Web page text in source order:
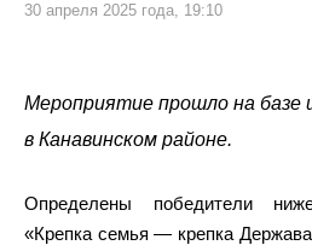
30 апреля 2025 года, 19:10
Мероприятие прошло на
в Канавинском районе.
Определены победители
«Крепка семья — крепка